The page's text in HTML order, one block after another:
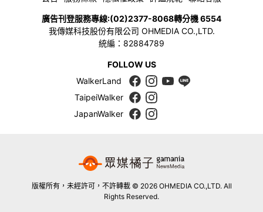
廣告刊登服務專線:(02)2377-8068轉分機 6554
我傳媒科技股份有限公司 OHMEDIA CO.,LTD.
統編：82884789
FOLLOW US
WalkerLand
TaipeiWalker
JapanWalker
版權所有，未經許可，不許轉載 © 2026 OHMEDIA CO.,LTD. All
Rights Reserved.